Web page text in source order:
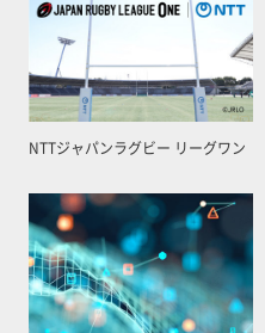
NTTジャパンラグビー リーグワン